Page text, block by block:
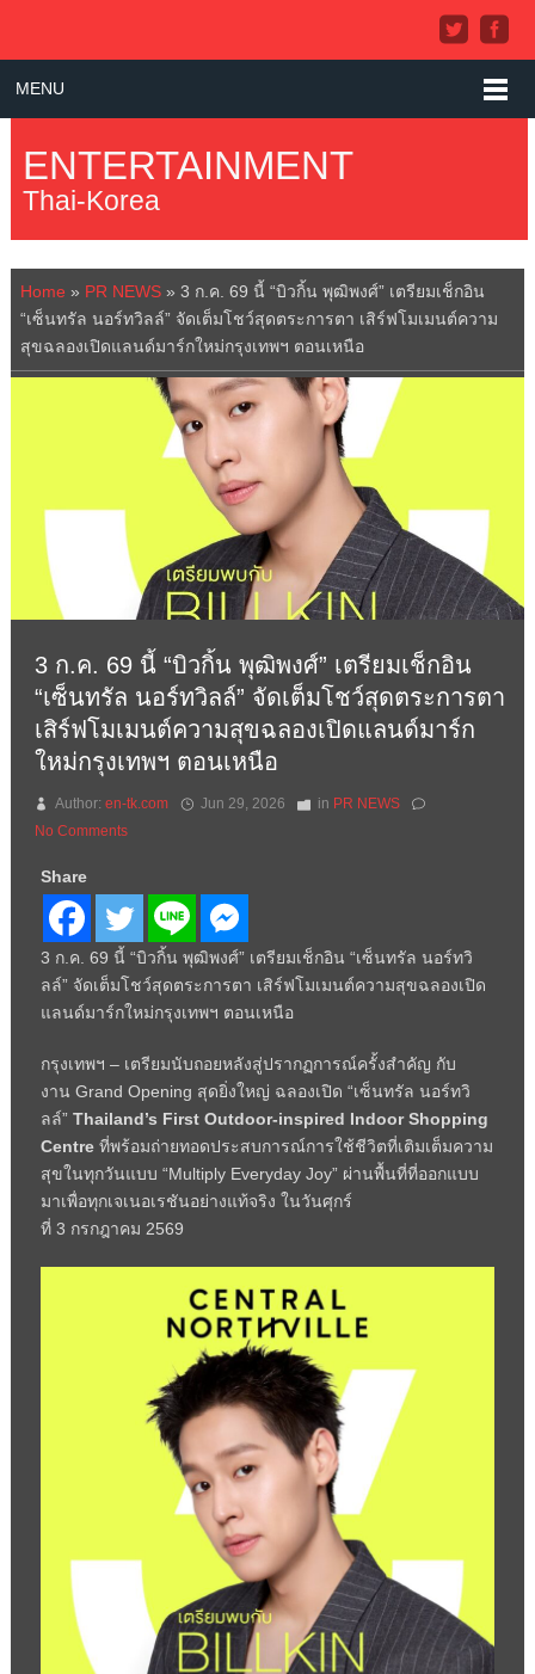
MENU
ENTERTAINMENT
Thai-Korea
Home » PR NEWS» 3 ก.ค. 69 นี้ “บิวกิ้น พุฒิพงศ์” เตรียมเช็กอิน
“เซ็นทรัล นอร์ทวิลล์” จัดเต็มโชว์สุดตระการตา เสิร์ฟโมเมนต์ความ
สุขฉลองเปิดแลนด์มาร์กใหม่กรุงเทพฯ ตอนเหนือ
3 ก.ค. 69 นี้ “บิวกิ้น พุฒิพงศ์” เตรียมเช็กอิน
“เซ็นทรัล นอร์ทวิลล์” จัดเต็มโชว์สุดตระการตา
เสิร์ฟโมเมนต์ความสุขฉลองเปิดแลนด์มาร์ก
ใหม่กรุงเทพฯ ตอนเหนือ
Author: en-tk.com Jun 29, 2026 in PR NEWS
No Comments
Share
3 ก.ค. 69 นี้ “บิวกิ้น พุฒิพงศ์” เตรียมเช็กอิน “เซ็นทรัล นอร์ทวิ
ลล์” จัดเต็มโชว์สุดตระการตา เสิร์ฟโมเมนต์ความสุขฉลองเปิด
แลนด์มาร์กใหม่กรุงเทพฯ ตอนเหนือ
กรุงเทพฯ – เตรียมนับถอยหลังสู่ปรากฏการณ์ครั้งสำคัญ กับ
งาน Grand Opening สุดยิ่งใหญ่ ฉลองเปิด “เซ็นทรัล นอร์ทวิ
ลล์” Thailand’s First Outdoor-inspired Indoor Shopping
Centre ที่พร้อมถ่ายทอดประสบการณ์การใช้ชีวิตที่เติมเต็มความ
สุขในทุกวันแบบ “Multiply Everyday Joy” ผ่านพื้นที่ที่ออกแบบ
มาเพื่อทุกเจเนอเรชันอย่างแท้จริง ในวันศุกร์
ที่ 3 กรกฎาคม 2569